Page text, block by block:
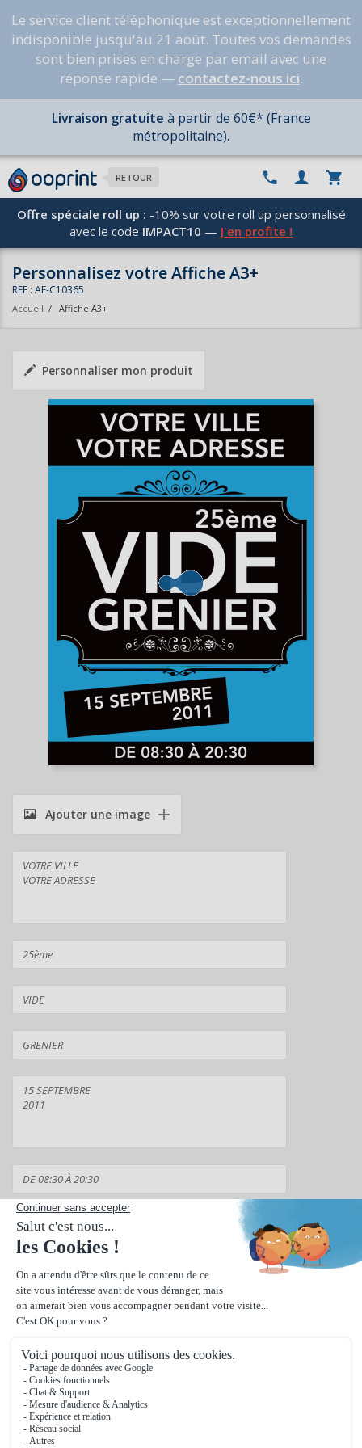
Le service client téléphonique est exceptionnellement
indisponible jusqu'au 21 août. Toutes vos demandes
sont bien prises en charge par email avec une
réponse rapide — contactez-nous ici.
Livraison gratuite à partir de 60€* (France
métropolitaine).
RETOUR
Offre spéciale roll up : -10% sur votre roll up personnalisé
avec le code IMPACT10 — J'en profite !
Personnalisez votre Affiche A3+
REF : AF-C10365
Accueil / Affiche A3+
Personnaliser mon produit
Ajouter une image
Suivant